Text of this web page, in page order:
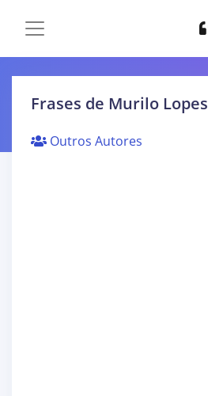
Frases de Murilo Lopes
Outros Autores